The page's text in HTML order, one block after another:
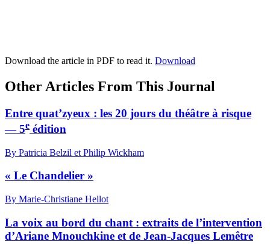
Download the article in PDF to read it. Download
Other Articles From This Journal
Entre quat’zyeux : les 20 jours du théâtre à risque
— 5e édition
By Patricia Belzil et Philip Wickham
« Le Chandelier »
By Marie-Christiane Hellot
La voix au bord du chant : extraits de l’intervention
d’Ariane Mnouchkine et de Jean-Jacques Lemêtre